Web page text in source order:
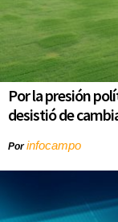
Por la presión
desistió de
Porinfocampo